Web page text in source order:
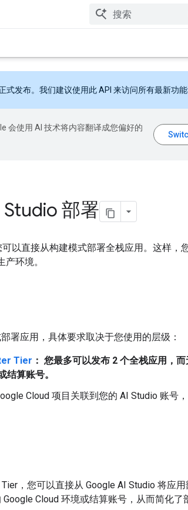
式发布。我们建议使用此 API 来访问所有最新功能
会使用 AI 技术将内容翻译成您偏好的
部署
以直接从构建模式部署全栈应用。这样，
环境。
署应用，具体要求取决于您使用的层级：
Tier ： 您最多可以发布 2 个全栈应用，
结算账号。
Cloud 项目关联到您的 AI Studio 账号
，您可以直接从 Google AI Studio 将应
Cloud 环境或结算账号，从而简化了